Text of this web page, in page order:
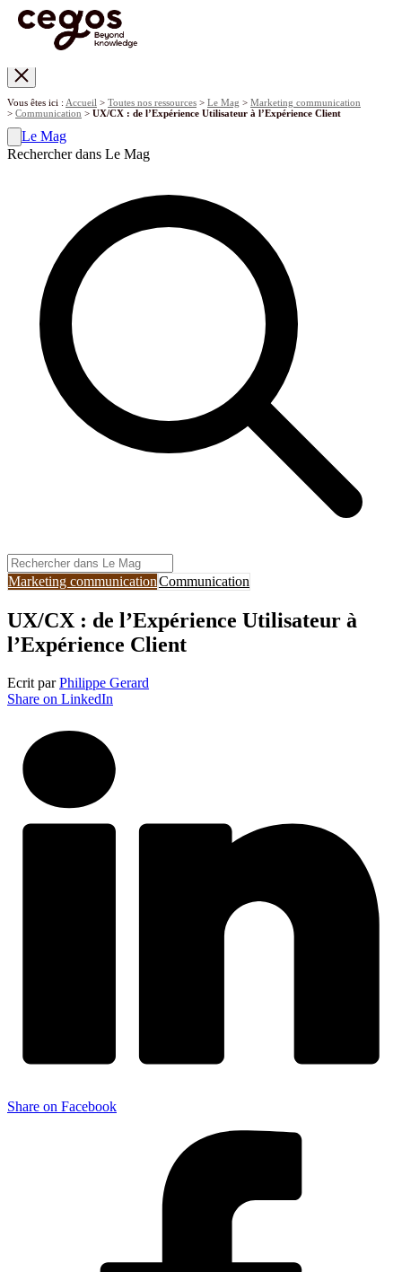
Vous êtes ici : Accueil > Toutes nos ressources > Le Mag > Marketing communication
> Communication > UX/CX : de l’Expérience Utilisateur à l’Expérience Client
Le Mag
Rechercher dans Le Mag
Marketing communicationCommunication
UX/CX : de l’Expérience Utilisateur à
l’Expérience Client
Ecrit parPhilippe Gerard
Share on LinkedIn
Share on Facebook